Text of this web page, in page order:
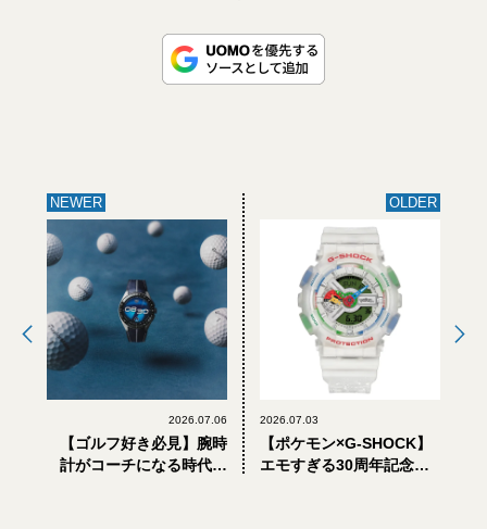
NEWER
2026.07.06
【ゴルフ好き必見】腕時
計がコーチになる時代？
OLDER
2026.07.03
【ポケモン×G-SHOCK】
エモすぎる30周年記念コ